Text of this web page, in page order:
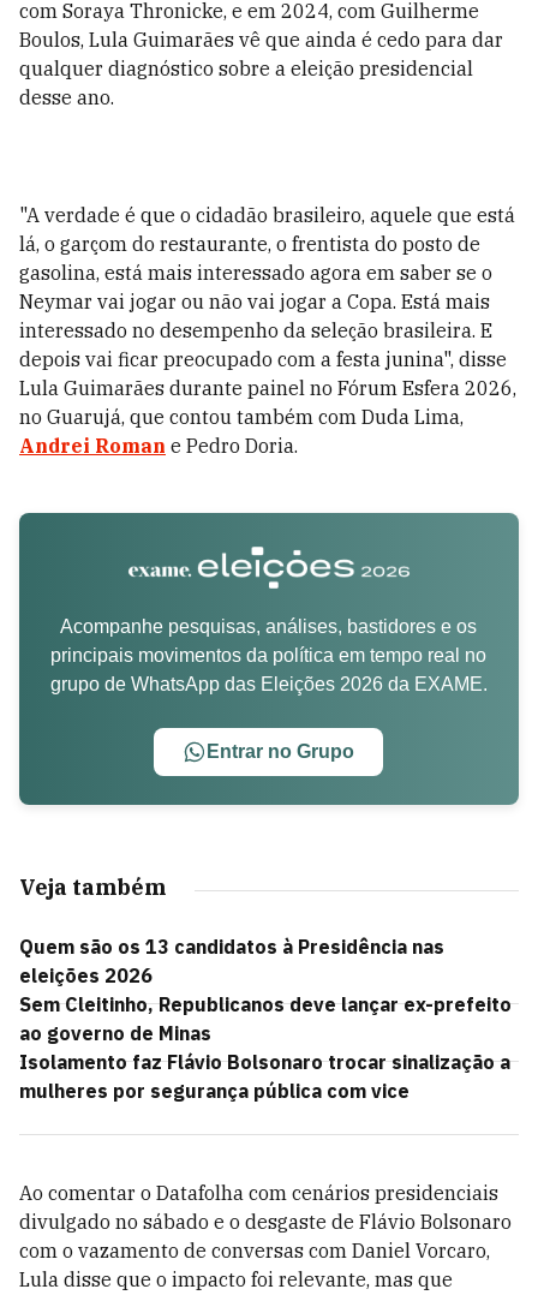
com Soraya Thronicke, e em 2024, com Guilherme
Boulos, Lula Guimarães vê que ainda é cedo para dar
qualquer diagnóstico sobre a eleição presidencial
desse ano.
"A verdade é que o cidadão brasileiro, aquele que está
lá, o garçom do restaurante, o frentista do posto de
gasolina, está mais interessado agora em saber se o
Neymar vai jogar ou não vai jogar a Copa. Está mais
interessado no desempenho da seleção brasileira. E
depois vai ficar preocupado com a festa junina", disse
Lula Guimarães durante painel no Fórum Esfera 2026,
no Guarujá, que contou também com Duda Lima,
Andrei Roman e Pedro Doria.
Acompanhe pesquisas, análises, bastidores e os
principais movimentos da política em tempo real no
grupo de WhatsApp das Eleições 2026 da EXAME.
Entrar no Grupo
Veja também
Quem são os 13 candidatos à Presidência nas
eleições 2026
Sem Cleitinho, Republicanos deve lançar ex-prefeito
ao governo de Minas
Isolamento faz Flávio Bolsonaro trocar sinalização a
mulheres por segurança pública com vice
Ao comentar o Datafolha com cenários presidenciais
divulgado no sábado e o desgaste de Flávio Bolsonaro
com o vazamento de conversas com Daniel Vorcaro,
Lula disse que o impacto foi relevante, mas que